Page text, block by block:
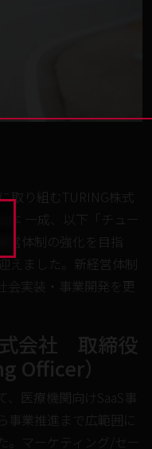
取り組むTURING株式
本 一成、以下「チュー
営体制の強化を目指
えました。新経営体制
会実装・事業開発を更
会社 取締役
Officer）
医療機関向けSaaS事
業推進まで広範囲に
。マーケティング/セー